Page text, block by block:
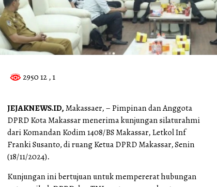
2950 12 , 1
JEJAKNEWS.ID,Makassaer, – Pimpinan dan Anggota
DPRD Kota Makassar menerima kunjungan silaturahmi
dari Komandan Kodim 1408/BS Makassar, Letkol Inf
Franki Susanto, di ruang Ketua DPRD Makassar, Senin
(18/11/2024).
Kunjungan ini bertujuan untuk mempererat hubungan